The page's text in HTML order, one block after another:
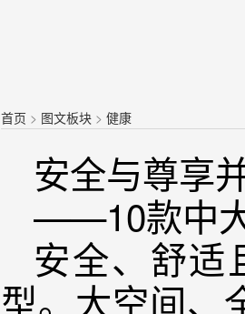
首页 > 图文板块 >健康
安全与尊享
——10款中
安全、舒适
型。大空间